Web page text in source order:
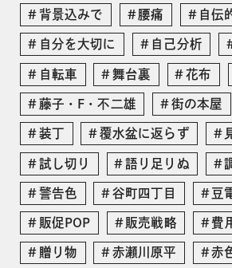
背景込みで 腰痛 自伝
自分を大切に 自己分析
自転車 舞台裏 花布
藤子・F・不二雄 街の本屋
装丁 覆水盆に返らず
試し切り 語り足りぬ
警告色 谷町四丁目 豆
販促POP 販売戦略 費
贈り物 赤瀬川原平 赤